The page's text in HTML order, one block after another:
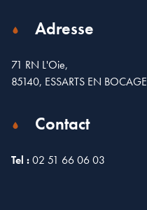
Adresse
71 RN L'Oie,
85140, ESSARTS EN BOCAGE
Contact
Tel :02 51 66 06 03